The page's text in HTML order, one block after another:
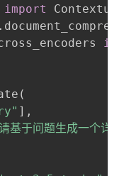
import
.
(
] ,
基于问题生成一